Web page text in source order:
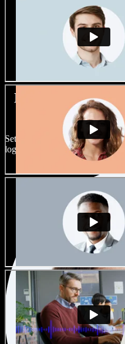
Banyak pilihan
dengan
Setiap projek boleh jadi unik.
loghat, laraskan ikut cita rasa